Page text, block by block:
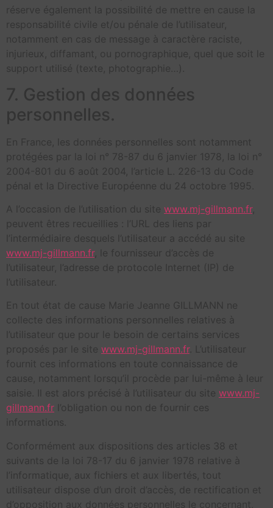
réserve également la possibilité de mettre en cause la
responsabilité civile et/ou pénale de l’utilisateur,
notamment en cas de message à caractère raciste,
injurieux, diffamant, ou pornographique, quel que soit le
support utilisé (texte, photographie…).
7. Gestion des données
personnelles.
En France, les données personnelles sont notamment
protégées par la loi n° 78-87 du 6 janvier 1978, la loi n°
2004-801 du 6 août 2004, l’article L. 226-13 du Code
pénal et la Directive Européenne du 24 octobre 1995.
A l’occasion de l’utilisation du site www.mj-gillmann.fr,
peuvent êtres recueillies : l’URL des liens par
l’intermédiaire desquels l’utilisateur a accédé au site
www.mj-gillmann.fr, le fournisseur d’accès de
l’utilisateur, l’adresse de protocole Internet (IP) de
l’utilisateur.
En tout état de cause Marie Jeanne GILLMANN ne
collecte des informations personnelles relatives à
l’utilisateur que pour le besoin de certains services
proposés par le site www.mj-gillmann.fr. L’utilisateur
fournit ces informations en toute connaissance de
cause, notamment lorsqu’il procède par lui-même à leur
saisie. Il est alors précisé à l’utilisateur du site www.mj-
gillmann.fr l’obligation ou non de fournir ces
informations.
Conformément aux dispositions des articles 38 et
suivants de la loi 78-17 du 6 janvier 1978 relative à
l’informatique, aux fichiers et aux libertés, tout
utilisateur dispose d’un droit d’accès, de rectification et
d’opposition aux données personnelles le concernant,